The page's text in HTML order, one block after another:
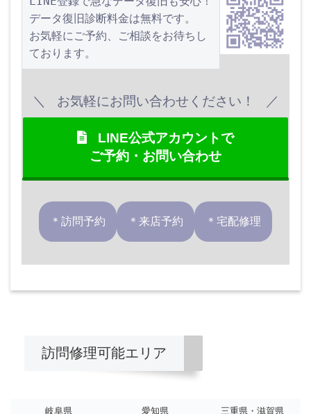
データ復旧診断料金は無料です。
お気軽にご予約、ご相談をお待ちし
ております。
お気軽にお問い合わせください！
LINE公式アカウントで
ご予約・お問い合わせ
＊訪問予約 ＊来店予約 ＊宅配修理
訪問修理可能エリア
岐阜県 愛知県 三重県・滋賀県